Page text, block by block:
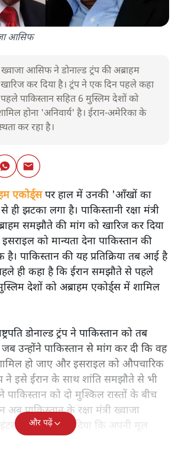
आसिफ
ख्वाजा आसिफ ने डोनाल्ड ट्रंप की अब्राहम
कर दिया है। ट्रंप ने एक दिन पहले कहा
पाकिस्तान सहित 6 मुस्लिम देशों को
होना 'अनिवार्य' है। ईरान-अमेरिका के
कर रहा है।
एकोर्ड्सपर हाल में उनकी 'आँखों का
ही झटका लगा है। पाकिस्तानी रक्षा मंत्री
समझौते की मांग को खारिज कर दिया
को मान्यता देना पाकिस्तान की
है। पाकिस्तान की यह प्रतिक्रिया तब आई है
ही कहा है कि ईरान समझौते से पहले
देशों को अब्राहम एकोर्ड्स में शामिल
डोनाल्ड ट्रंप ने पाकिस्तान को तब
उन्होंने पाकिस्तान से मांग कर दी कि वह
हो जाए और इसराइल को औपचारिक
ने इसे ईरान के साथ शांति समझौते से भी
पाकिस्तान को दो मुश्किल रास्तों के बीच
पाकिस्तान के रक्षा मंत्री ख्वाजा
में साफ़ कह दिया कि अपनी मूल
करना उनके लिए स्वीकार्य नहीं है।
और पढ़ें